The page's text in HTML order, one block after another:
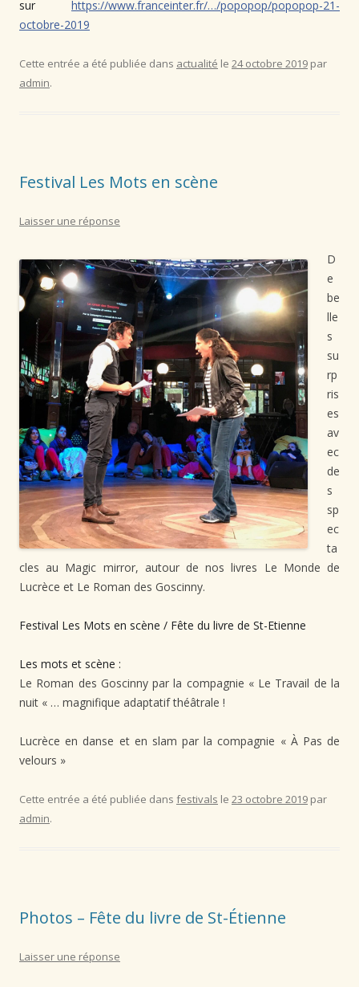
⁠sur https://www.franceinter.fr/…/popopop/popopop-21-
octobre-2019
Cette entrée a été publiée dans actualité le 24 octobre 2019 par
admin.
Festival Les Mots en scène
Laisser une réponse
D
e
be
lle
s
su
rp
ris
es
av
ec
de
s
sp
ec
ta
cles au Magic mirror, autour de nos livres Le Monde de
Lucrèce et Le Roman des Goscinny.⁠
Festival Les Mots en scène / Fête du livre de St-Etienne⁠
Les mots et scène :
Le Roman des Goscinny par la compagnie « Le Travail de la
nuit « … magnifique adaptatif théâtrale !⁠
Lucrèce en danse et en slam par la compagnie « À Pas de
velours »⁠
Cette entrée a été publiée dans festivals le 23 octobre 2019 par
admin.
Photos – Fête du livre de St-Étienne
Laisser une réponse